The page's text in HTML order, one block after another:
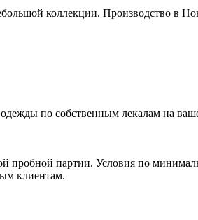
коллекции. Производство в
по собственным лекалам на
пробной партии. Условия по
клиентам.